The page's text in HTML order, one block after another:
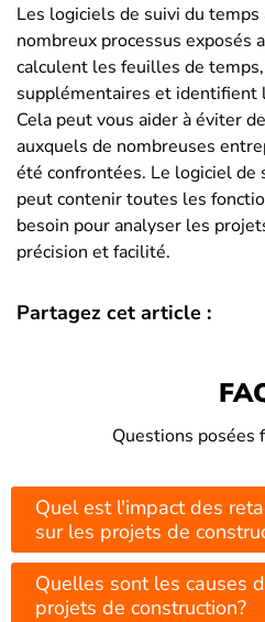
Les logiciels de suivi du
nombreux processus exposés
calculent les feuilles de
supplémentaires et identifient
Cela peut vous aider à éviter
auxquels de nombreuses
été confrontées. Le logiciel de
peut contenir toutes les
besoin pour analyser les
précision et facilité.
Partagez cet article :
Questions posées
Quel est l'impact des
sur les projets de
Quelles sont les causes
projets de construction?